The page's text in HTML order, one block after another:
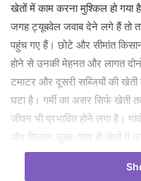
खेतों में काम करना मुश्किल हो गया
जगह ट्यूबवेल जवाब देने लगे हैं तो
पहुंच गए हैं। छोटे और सीमांत
होने से उनकी मेहनत और लागत
टमाटर और दूसरी सब्जियों की
घटा है। गर्मी का असर सिर्फ खेती
जीवन भी प्रभावित होने लगा है।
और किसान सुबह-शाम ही खेतों में
मानना है कि लगातार बढ़ता
बड़ी चुनौती बन सकती है। यदि